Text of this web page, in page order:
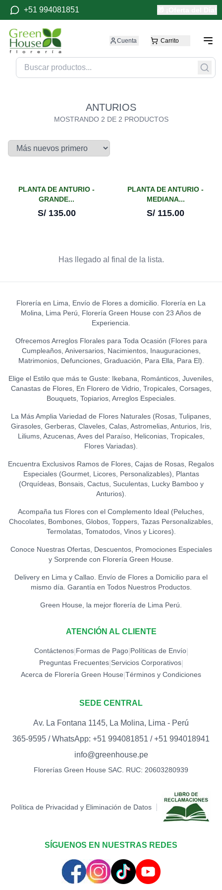
+51 994081851
Cuenta Carrito
ANTURIOS
MOSTRANDO 2 DE 2 PRODUCTOS
PLANTA DE ANTURIO -
GRANDE...
S/ 135.00
PLANTA DE ANTURIO -
MEDIANA...
S/ 115.00
Has llegado al final de la lista.
Florería en Lima, Envío de Flores a domicilio. Florería en La
Molina, Lima Perú, Florería Green House con 23 Años de
Experiencia.
Ofrecemos Arreglos Florales para Toda Ocasión (Flores para
Cumpleaños, Aniversarios, Nacimientos, Inauguraciones,
Matrimonios, Defunciones, Graduación, Para Ella, Para El).
Elige el Estilo que más te Guste: Ikebana, Románticos, Juveniles,
Canastas de Flores, En Florero de Vidrio, Tropicales, Corsages,
Bouquets, Topiarios, Arreglos Especiales.
La Más Amplia Variedad de Flores Naturales (Rosas, Tulipanes,
Girasoles, Gerberas, Claveles, Calas, Astromelias, Anturios, Iris,
Liliums, Azucenas, Aves del Paraíso, Heliconias, Tropicales,
Flores Variadas).
Encuentra Exclusivos Ramos de Flores, Cajas de Rosas, Regalos
Especiales (Gourmet, Licores, Personalizables), Plantas
(Orquídeas, Bonsais, Cactus, Suculentas, Lucky Bamboo y
Anturios).
Acompaña tus Flores con el Complemento Ideal (Peluches,
Chocolates, Bombones, Globos, Toppers, Tazas Personalizables,
Termolatas, Tomatodos, Vinos y Licores).
Conoce Nuestras Ofertas, Descuentos, Promociones Especiales
y Sorprende con Florería Green House.
Delivery en Lima y Callao. Envío de Flores a Domicilio para el
mismo día. Garantía en Todos Nuestros Productos.
Green House, la mejor florería de Lima Perú.
ATENCIÓN AL CLIENTE
Contáctenos| Formas de Pago| Políticas de Envío|
Preguntas Frecuentes| Servicios Corporativos|
Acerca de Florería Green House Términos y Condiciones
SEDE CENTRAL
Av. La Fontana 1145, La Molina, Lima - Perú
365-9595 / WhatsApp: +51 994081851 / +51 994018941
info@greenhouse.pe
Florerías Green House SAC. RUC: 20603280939
Política de Privacidad y Eliminación de Datos
SÍGUENOS EN NUESTRAS REDES